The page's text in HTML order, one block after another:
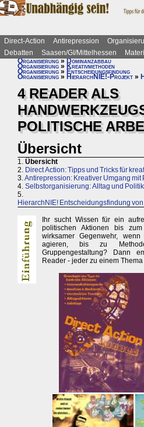
Direct-Action Antirepression
Debatten
Saasen/GI/Mittelhessen
Organisierung»Dominanzabbau
Organisierung » Kreativmethoden
Organisierung » Entscheidungsfindung
Organisierung » HierarchNIE!-Projekt »
4 READER ALS
POLITISCHE
Übersicht
1. Übersicht
2. Direct Action: Tipps und Tricks für
3.Antirepression: Kreativer Umgang mit
4. Selbstorganisierung: Alltag und
5.
HierarchNIE! Entscheidungsfindung
Ihr sucht Wissen für ein
politischen Aktionen bis
wirksamer Gegenwehr,
agieren, bis zu
Gruppengestaltung? Dann
Reader - jeder zu einem